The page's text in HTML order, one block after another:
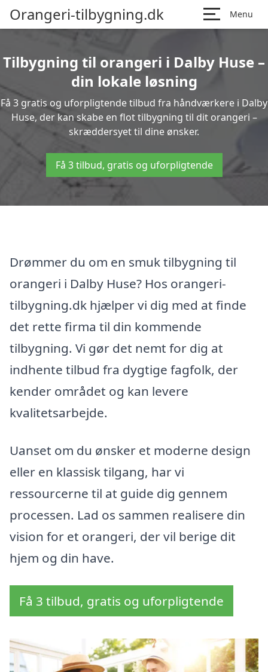
Orangeri-tilbygning.dk Menu
Tilbygning til orangeri i Dalby Huse –
din lokale løsning
Få 3 gratis og uforpligtende tilbud fra håndværkere i Dalby
Huse, der kan skabe en flot tilbygning til dit orangeri –
skræddersyet til dine ønsker.
Få 3 tilbud, gratis og uforpligtende
Drømmer du om en smuk tilbygning til
orangeri i Dalby Huse? Hos orangeri-
tilbygning.dk hjælper vi dig med at finde
det rette firma til din kommende
tilbygning. Vi gør det nemt for dig at
indhente tilbud fra dygtige fagfolk, der
kender området og kan levere
kvalitetsarbejde.
Uanset om du ønsker et moderne design
eller en klassisk tilgang, har vi
ressourcerne til at guide dig gennem
processen. Lad os sammen realisere din
vision for et orangeri, der vil berige dit
hjem og din have.
Få 3 tilbud, gratis og uforpligtende